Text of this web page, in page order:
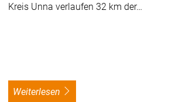
Kreis Unna verlaufen 32 km der…
weiterlesen